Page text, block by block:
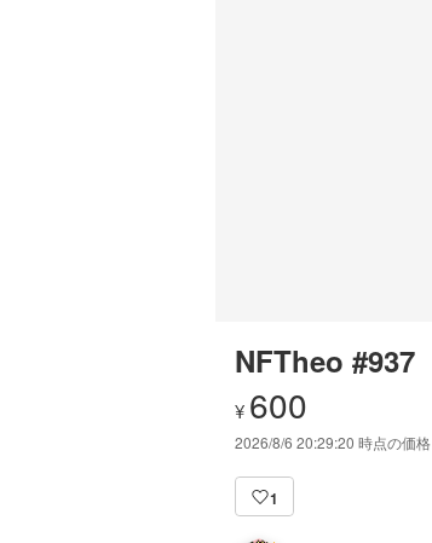
NFTheo #937
¥ 600
2026/8/6 20:29:20 時点の価格
1